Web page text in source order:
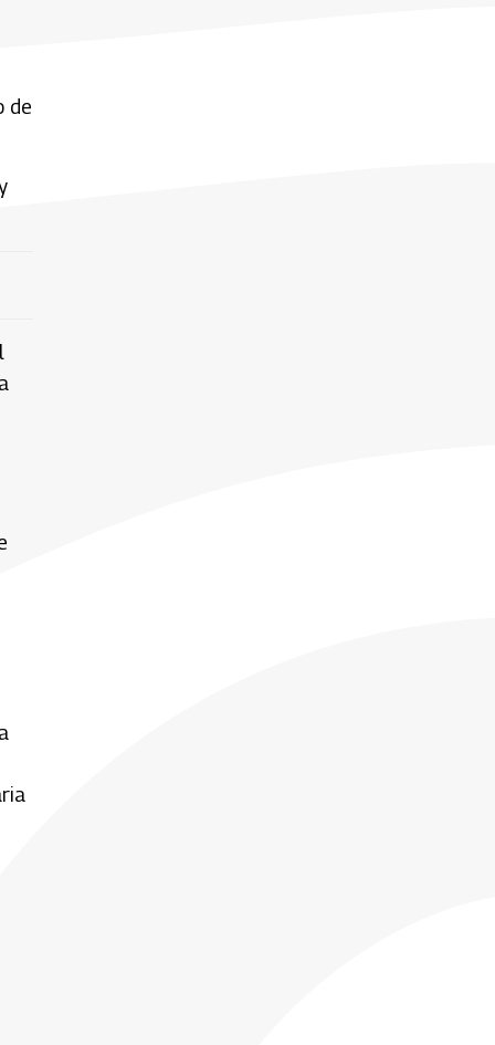
de